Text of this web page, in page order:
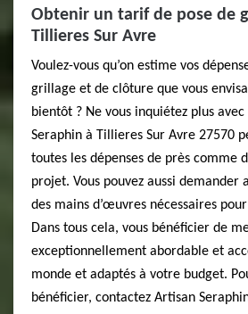
Obtenir un tarif de pose de
Tillieres Sur Avre
Voulez-vous qu’on estime vos
grillage et de clôture que vous
bientôt ? Ne vous inquiétez plus
Seraphin à Tillieres Sur Avre 27570
toutes les dépenses de près comme
projet. Vous pouvez aussi demander
des mains d’œuvres nécessaires
Dans tous cela, vous bénéficier de
exceptionnellement abordable et
monde et adaptés à votre budget.
bénéficier, contactez Artisan